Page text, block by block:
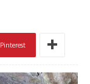
Pinterest